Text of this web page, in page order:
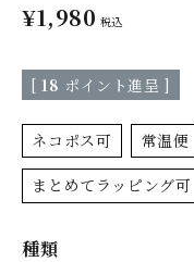
¥1,980 税込
[ 18 ポイント進呈 ]
ネコポス可 常温便
まとめてラッピング可
種類